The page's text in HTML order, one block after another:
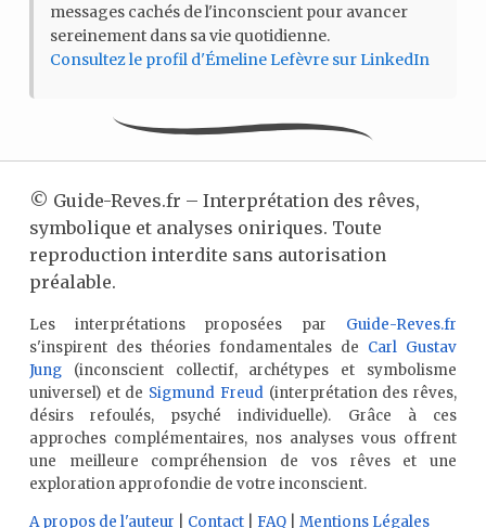
messages cachés de l'inconscient pour avancer
sereinement dans sa vie quotidienne.
Consultez le profil d'Émeline Lefèvre sur LinkedIn
© Guide-Reves.fr – Interprétation des rêves,
symbolique et analyses oniriques. Toute
reproduction interdite sans autorisation
préalable.
Les interprétations proposées par Guide-Reves.fr
s'inspirent des théories fondamentales de Carl Gustav
Jung(inconscient collectif, archétypes et symbolisme
universel) et de Sigmund Freud(interprétation des rêves,
désirs refoulés, psyché individuelle). Grâce à ces
approches complémentaires, nos analyses vous offrent
une meilleure compréhension de vos rêves et une
exploration approfondie de votre inconscient.
A propos de l'auteur Contact| FAQ| Mentions Légales